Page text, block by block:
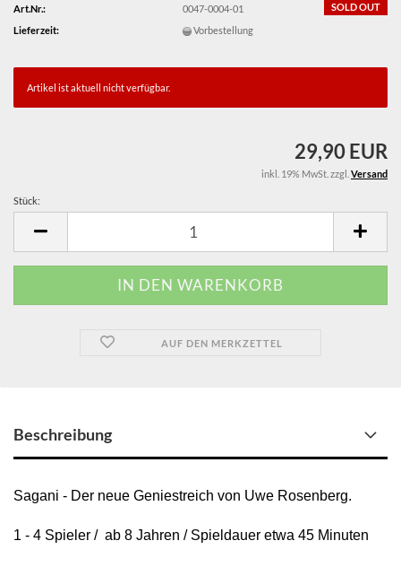
SOLD OUT
Art.Nr.:
0047-0004-01
Lieferzeit:
Vorbestellung
Artikel ist aktuell nicht verfügbar.
29,90 EUR
inkl. 19% MwSt. zzgl. Versand
Stück:
AUF DEN MERKZETTEL
Beschreibung
Sagani - Der neue Geniestreich von Uwe Rosenberg.
1 - 4 Spieler / ab 8 Jahren / Spieldauer etwa 45 Minuten